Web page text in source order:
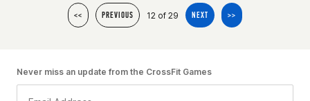
<< PREVIOUS 12 of 29 NEXT >>
Never miss an update from the CrossFit Games